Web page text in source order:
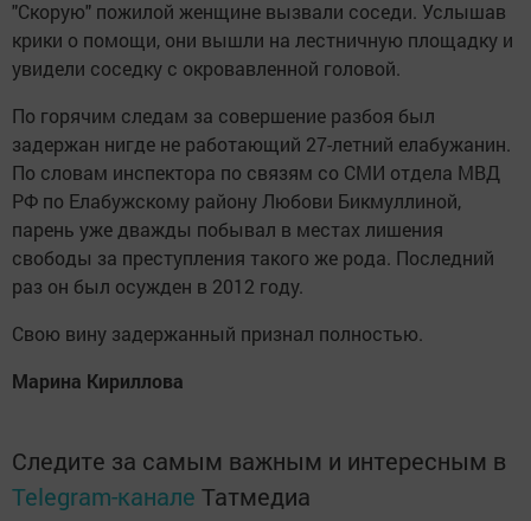
"Скорую" пожилой женщине вызвали соседи. Услышав
крики о помощи, они вышли на лестничную площадку и
увидели соседку с окровавленной головой.
По горячим следам за совершение разбоя был
задержан нигде не работающий 27-летний елабужанин.
По словам инспектора по связям со СМИ отдела МВД
РФ по Елабужскому району Любови Бикмуллиной,
парень уже дважды побывал в местах лишения
свободы за преступления такого же рода. Последний
раз он был осужден в 2012 году.
Свою вину задержанный признал полностью.
Марина Кириллова
Следите за самым важным и интересным в
Telegram-канале Татмедиа